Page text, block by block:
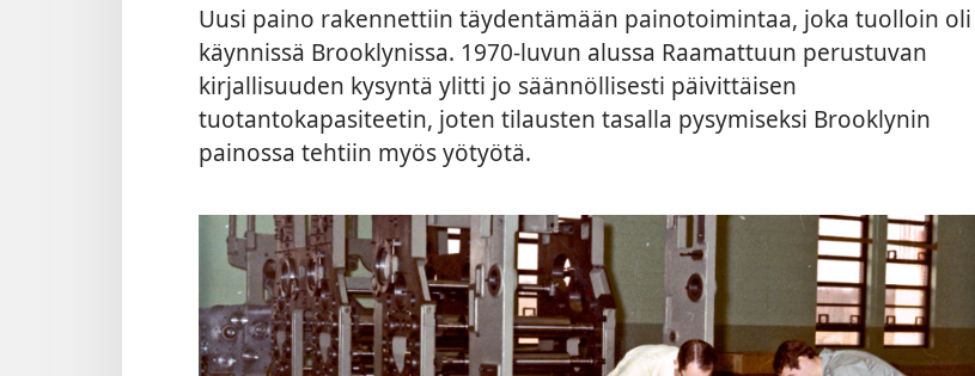
Uusi paino rakennettiin täydentämään painotoimintaa, joka tuolloin oli
käynnissä Brooklynissa. 1970-luvun alussa Raamattuun perustuvan
kirjallisuuden kysyntä ylitti jo säännöllisesti päivittäisen
tuotantokapasiteetin, joten tilausten tasalla pysymiseksi Brooklynin
painossa tehtiin myös yötyötä.